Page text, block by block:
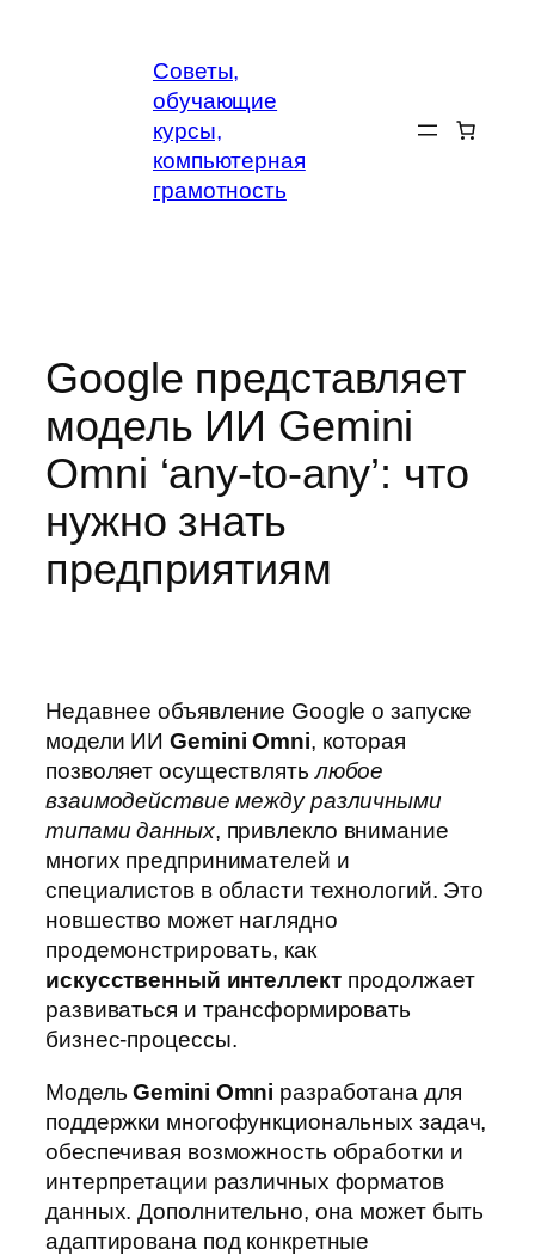
содержимомуСоветы,
обучающие
курсы,
компьютерная
грамотность
Google представляет
модель ИИ Gemini
Omni ‘any-to-any’: что
нужно знать
предприятиям
Недавнее объявление Google о запуске
модели ИИGemini Omni, которая
позволяет осуществлятьлюбое
взаимодействие между различными
типами данных, привлекло внимание
многих предпринимателей и
специалистов в области технологий. Это
новшество может наглядно
продемонстрировать, как
искусственный интеллектпродолжает
развиваться и трансформировать
бизнес-процессы.
МодельGemini Omni разработана для
поддержки многофункциональных задач,
обеспечивая возможность обработки и
интерпретации различных форматов
данных. Дополнительно, она может быть
адаптирована под конкретные